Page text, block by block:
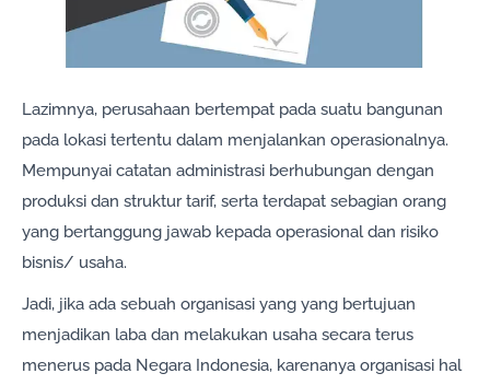
Lazimnya, perusahaan bertempat pada suatu bangunan
pada lokasi tertentu dalam menjalankan operasionalnya.
Mempunyai catatan administrasi berhubungan dengan
produksi dan struktur tarif, serta terdapat sebagian orang
yang bertanggung jawab kepada operasional dan risiko
bisnis/ usaha.
Jadi, jika ada sebuah organisasi yang yang bertujuan
menjadikan laba dan melakukan usaha secara terus
menerus pada Negara Indonesia, karenanya organisasi hal